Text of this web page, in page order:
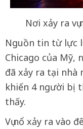
Nơi xảy ra
Nguồn tin từ lực
Chicago của Mỹ,
đã xảy ra tại nhà
khiến 4 người bị
thấy.
Vụ nổ xảy ra vào